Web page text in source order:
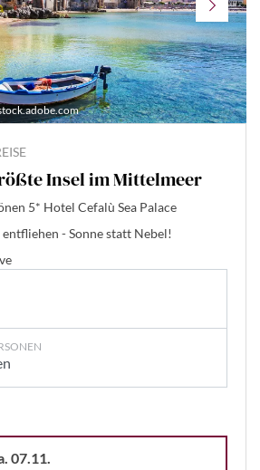
Insel im Mittelmeer
5* Hotel Cefalù Sea Palace
- Sonne statt Nebel!
07.11.